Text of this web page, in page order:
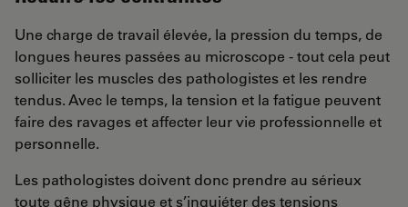
Une charge de travail élevée, la pression du temps, de
longues heures passées au microscope - tout cela peut
solliciter les muscles des pathologistes et les rendre
tendus. Avec le temps, la tension et la fatigue peuvent
faire des ravages et affecter leur vie professionnelle et
personnelle.
Les pathologistes doivent donc prendre au sérieux
toute gêne physique et s’inquiéter des tensions